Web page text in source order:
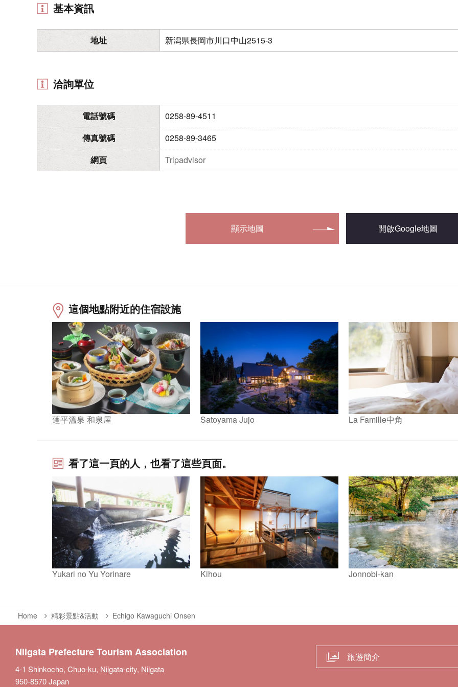
基本資訊
地址 新潟県長岡市川口中山2515-3
洽詢單位
電話號碼
0258-89-4511
傳真號碼
0258-89-3465
網頁
Tripadvisor
顯示地圖 開啟Google地圖
這個地點附近的住宿設施
蓬平溫泉 和泉屋 Satoyama Jujo La Famille中角
看了這一頁的人，也看了這些頁面。
Yukari no Yu Yorinare Kihou Jonnobi-kan
Home 精彩景點&活動 Echigo Kawaguchi Onsen
Niigata Prefecture Tourism Association
4-1 Shinkocho, Chuo-ku, Niigata-city, Niigata
950-8570 Japan
旅遊簡介